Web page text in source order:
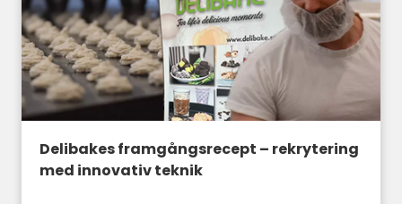
Delibakes framgångsrecept – rekrytering
med innovativ teknik